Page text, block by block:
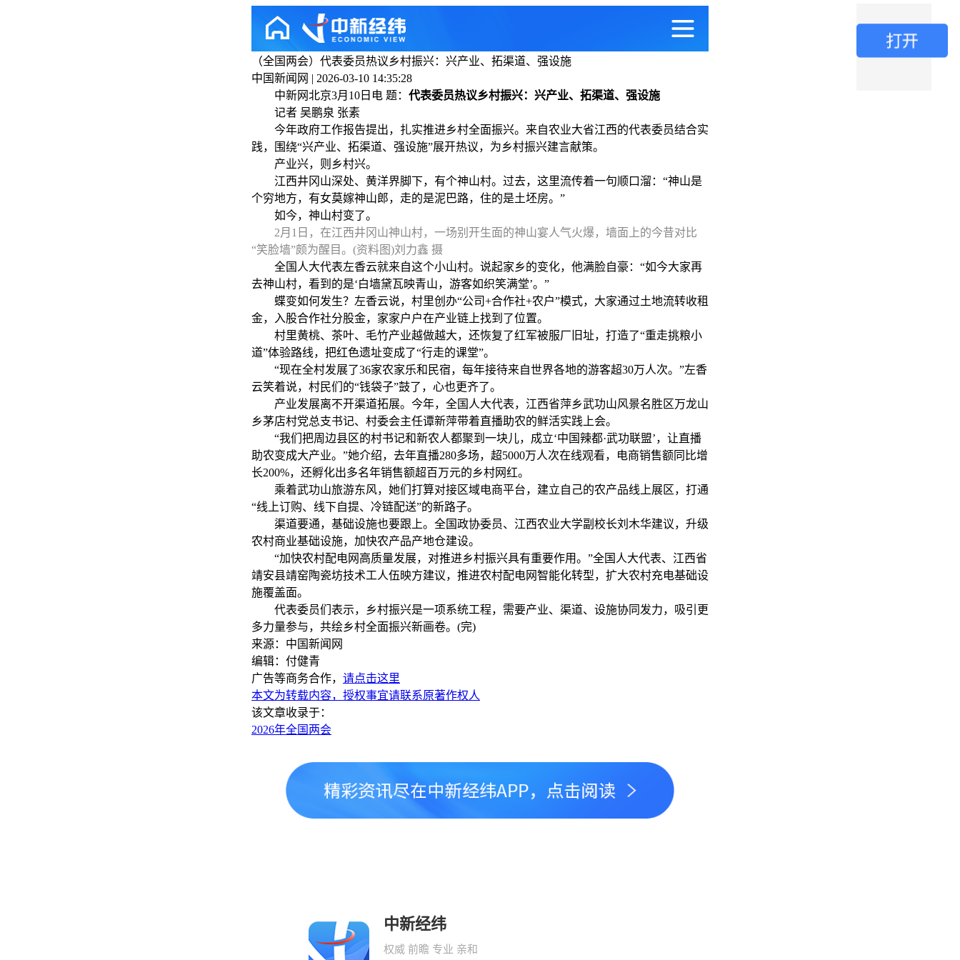
（全国两会）代表委员热议乡村振兴：兴产业、拓渠道、强设施
中国新闻网 | 2026-03-10 14:35:28
中新网北京3月10日电 题： 代表委员热议乡村振兴：兴产业、拓渠道、强设施
记者 吴鹏泉 张素
今年政府工作报告提出，扎实推进乡村全面振兴。来自农业大省江西的代表委员结合实
践，围绕“兴产业、拓渠道、强设施”展开热议，为乡村振兴建言献策。
产业兴，则乡村兴。
江西井冈山深处、黄洋界脚下，有个神山村。过去，这里流传着一句顺口溜：“神山是
个穷地方，有女莫嫁神山郎，走的是泥巴路，住的是土坯房。”
如今，神山村变了。
2月1日，在江西井冈山神山村，一场别开生面的神山宴人气火爆，墙面上的今昔对比
“笑脸墙”颇为醒目。(资料图)刘力鑫 摄
全国人大代表左香云就来自这个小山村。说起家乡的变化，他满脸自豪：“如今大家再
去神山村，看到的是‘白墙黛瓦映青山，游客如织笑满堂’。”
蝶变如何发生？左香云说，村里创办“公司+合作社+农户”模式，大家通过土地流转收租
金，入股合作社分股金，家家户户在产业链上找到了位置。
村里黄桃、茶叶、毛竹产业越做越大，还恢复了红军被服厂旧址，打造了“重走挑粮小
道”体验路线，把红色遗址变成了“行走的课堂”。
“现在全村发展了36家农家乐和民宿，每年接待来自世界各地的游客超30万人次。”左香
云笑着说，村民们的“钱袋子”鼓了，心也更齐了。
产业发展离不开渠道拓展。今年，全国人大代表，江西省萍乡武功山风景名胜区万龙山
乡茅店村党总支书记、村委会主任谭新萍带着直播助农的鲜活实践上会。
“我们把周边县区的村书记和新农人都聚到一块儿，成立‘中国辣都·武功联盟’，让直播
助农变成大产业。”她介绍，去年直播280多场，超5000万人次在线观看，电商销售额同比增
长200%，还孵化出多名年销售额超百万元的乡村网红。
乘着武功山旅游东风，她们打算对接区域电商平台，建立自己的农产品线上展区，打通
“线上订购、线下自提、冷链配送”的新路子。
渠道要通，基础设施也要跟上。全国政协委员、江西农业大学副校长刘木华建议，升级
农村商业基础设施，加快农产品产地仓建设。
“加快农村配电网高质量发展，对推进乡村振兴具有重要作用。”全国人大代表、江西省
靖安县靖窑陶瓷坊技术工人伍映方建议，推进农村配电网智能化转型，扩大农村充电基础设
施覆盖面。
代表委员们表示，乡村振兴是一项系统工程，需要产业、渠道、设施协同发力，吸引更
多力量参与，共绘乡村全面振兴新画卷。(完)
来源：中国新闻网
编辑：付健青
广告等商务合作， 请点击这里
本文为转载内容，授权事宜请联系原著作权人
该文章收录于：
2026年全国两会
中新经纬
权威 前瞻 专业 亲和